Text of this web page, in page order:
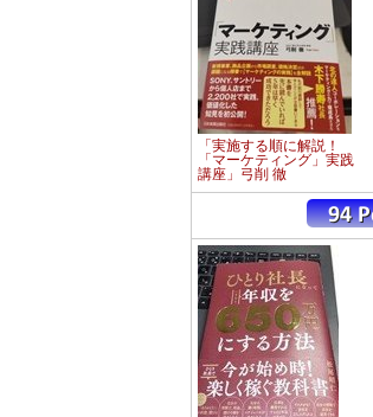
「実施する順に解説！
「マーケティング」実践
講座」弓削 徹